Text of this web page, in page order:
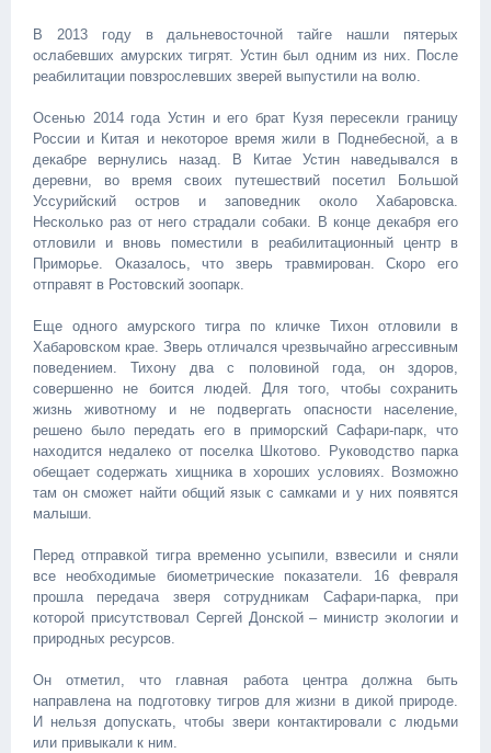
В 2013 году в дальневосточной тайге нашли пятерых
ослабевших амурских тигрят. Устин был одним из них. После
реабилитации повзрослевших зверей выпустили на волю.
Осенью 2014 года Устин и его брат Кузя пересекли границу
России и Китая и некоторое время жили в Поднебесной, а в
декабре вернулись назад. В Китае Устин наведывался в
деревни, во время своих путешествий посетил Большой
Уссурийский остров и заповедник около Хабаровска.
Несколько раз от него страдали собаки. В конце декабря его
отловили и вновь поместили в реабилитационный центр в
Приморье. Оказалось, что зверь травмирован. Скоро его
отправят в Ростовский зоопарк.
Еще одного амурского тигра по кличке Тихон отловили в
Хабаровском крае. Зверь отличался чрезвычайно агрессивным
поведением. Тихону два с половиной года, он здоров,
совершенно не боится людей. Для того, чтобы сохранить
жизнь животному и не подвергать опасности население,
решено было передать его в приморский Сафари-парк, что
находится недалеко от поселка Шкотово. Руководство парка
обещает содержать хищника в хороших условиях. Возможно
там он сможет найти общий язык с самками и у них появятся
малыши.
Перед отправкой тигра временно усыпили, взвесили и сняли
все необходимые биометрические показатели. 16 февраля
прошла передача зверя сотрудникам Сафари-парка, при
которой присутствовал Сергей Донской – министр экологии и
природных ресурсов.
Он отметил, что главная работа центра должна быть
направлена на подготовку тигров для жизни в дикой природе.
И нельзя допускать, чтобы звери контактировали с людьми
или привыкали к ним.